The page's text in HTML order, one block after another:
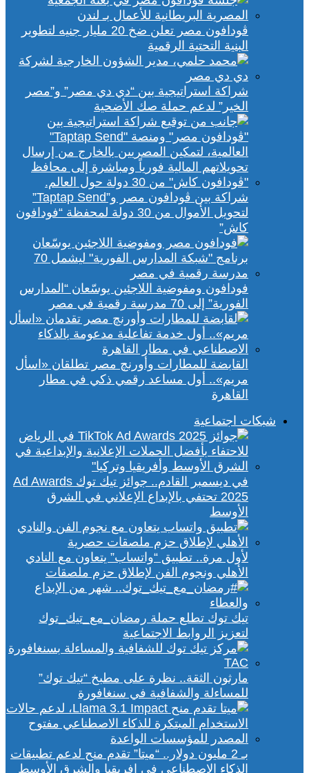
ڤودافون مصر تعلن ضخ 20 مليار جنيه لتطوير
البنية التحتية الرقمية
شراكة استراتيجية بين “دي دي مصر” و”مصر
الخير” لدعم حملة صك الأضحية
شراكة بين ڤودافون مصر و”Taptap Send”
لتحويل الأموال من 30 دولة لمحفظة “فودافون
كاش”
فودافون ومفوضية اللاجئين يوسّعان “المدارس
الفورية” إلى 70 مدرسة رقمية في مصر
القابضة للمطارات وأورنچ مصر تطلقان «اسأل
مريم».. أول مساعد رقمي ذكي في مطار
القاهرة
شبكات اجتماعية
في ديسمبر القادم.. جوائز تيك توك Ad Awards
2025 تحتفي بالإبداع الإعلاني في الشرق
الأوسط
لأول مرة.. تطبيق “واتساب” يتعاون مع النادي
الأهلي ونجوم الفن لإطلاق حزم ملصقات
تيك توك تطلع حملة رمضان_مع_تيك_توك
لتعزيز الروابط الاجتماعية
مارثون الثقة.. نظرة على مطبخ “تيك توك”
للمساءلة والشفافية في سنغافورة
بـ 2 مليون دولار.. “ميتا” تقدم منح لدعم تطبيقات
الذكاء الاصطناعي في إفريقيا والشرق الأوسط